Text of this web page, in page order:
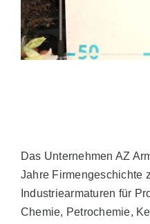
Vertrieb
Search
for:
Das Unternehmen AZ
Jahre Firmengeschichte
Industriearmaturen für
Chemie, Petrochemie,